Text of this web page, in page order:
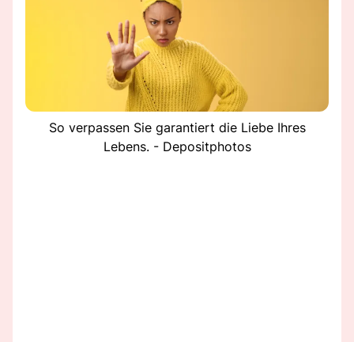
So verpassen Sie garantiert die Liebe Ihres
Lebens. - Depositphotos